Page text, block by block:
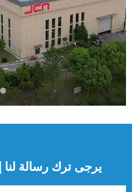
يرجى ترك رسالة لنا